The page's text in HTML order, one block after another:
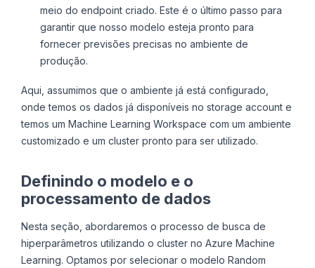
meio do endpoint criado. Este é o último passo para
garantir que nosso modelo esteja pronto para
fornecer previsões precisas no ambiente de
produção.
Aqui, assumimos que o ambiente já está configurado,
onde temos os dados já disponíveis no storage account e
temos um Machine Learning Workspace com um ambiente
customizado e um cluster pronto para ser utilizado.
Definindo o modelo e o
processamento de dados
Nesta seção, abordaremos o processo de busca de
hiperparâmetros utilizando o cluster no Azure Machine
Learning. Optamos por selecionar o modelo Random